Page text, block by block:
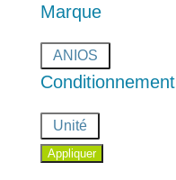
Marque
Marque
ANIOS
Conditionnement
Conditionnement
Unité
Appliquer